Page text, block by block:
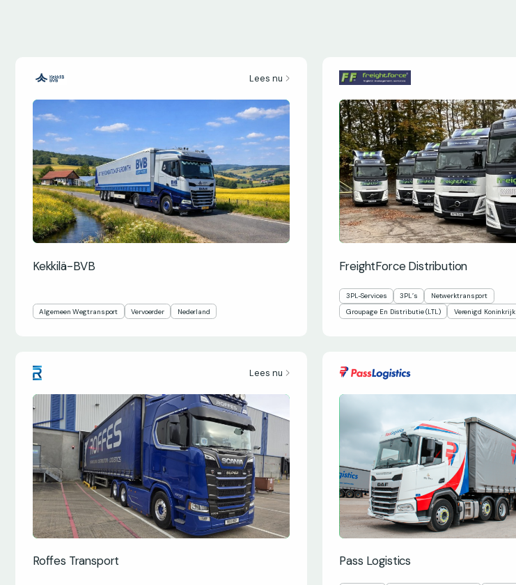
Lees nu
Kekkilä-BVB
Algemeen Wegtransport Vervoerder Nederland
FreightForce Distribution
3PL-Services 3PL’s
Netwerktransport
Groupage En Distributie (LTL)
Verenigd Koninkrijk
Lees nu
Roffes Transport Pass Logistics